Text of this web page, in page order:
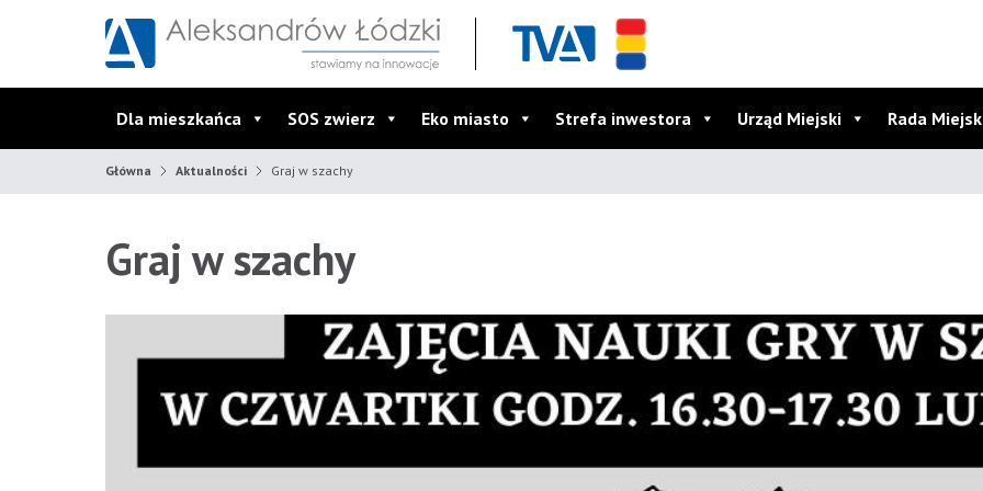
Dla mieszkańca SOS zwierz Eko miasto Strefa inwestora Urząd Miejski Rada
Główna Aktualności Graj w szachy
Graj w szachy